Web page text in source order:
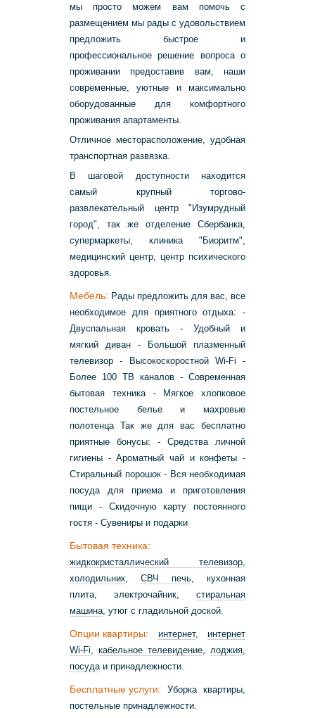
мы просто можем вам помочь с
размещением мы рады с удовольствием
предложить быстрое и
профессиональное решение вопроса о
проживании предоставив вам, наши
современные, уютные и максимально
оборудованные для комфортного
проживания апартаменты.
Отличное месторасположение, удобная
транспортная развязка.
В шаговой доступности находится
самый крупный торгово-
развлекательный центр "Изумрудный
город", так же отделение Сбербанка,
супермаркеты, клиника "Биоритм",
медицинский центр, центр психического
здоровья.
Мебель: Рады предложить для вас, все
необходимое для приятного отдыха: -
Двуспальная кровать - Удобный и
мягкий диван - Большой плазменный
телевизор - Высокоскоростной Wi-Fi -
Более 100 ТВ каналов - Современная
бытовая техника - Мягкое хлопковое
постельное белье и махровые
полотенца Так же для вас бесплатно
приятные бонусы: - Средства личной
гигиены - Ароматный чай и конфеты -
Стиральный порошок - Вся необходимая
посуда для приема и приготовления
пищи - Скидочную карту постоянного
гостя - Сувениры и подарки
Бытовая техника:
жидкокристаллический телевизор
холодильник
СВЧ печь , кухонная
плита, электрочайник, стиральная
машина , утюг с гладильной доской.
Опции квартиры: интернет, интернет
Wi-Fi
кабельное телевидение лоджия
посуда и принадлежности.
Бесплатные услуги: Уборка квартиры,
постельные принадлежности.